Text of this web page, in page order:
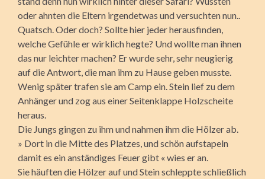
oder ahnten die Eltern irgendetwas und versuchten nun..
Quatsch. Oder doch? Sollte hier jeder herausfinden,
welche Gefühle er wirklich hegte? Und wollte man ihnen
das nur leichter machen? Er wurde sehr, sehr neugierig
auf die Antwort, die man ihm zu Hause geben musste.
Wenig später trafen sie am Camp ein. Stein lief zu dem
Anhänger und zog aus einer Seitenklappe Holzscheite
heraus.
Die Jungs gingen zu ihm und nahmen ihm die Hölzer ab.
» Dort in die Mitte des Platzes, und schön aufstapeln
damit es ein anständiges Feuer gibt « wies er an.
Sie häuften die Hölzer auf und Stein schleppte schließlich